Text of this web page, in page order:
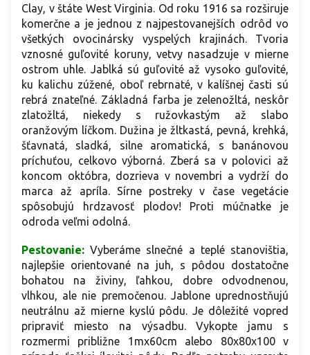
Clay, v štáte West Virginia. Od roku 1916 sa rozširuje
komerčne a je jednou z najpestovanejších odrôd vo
všetkých ovocinársky vyspelých krajinách. Tvoria
vznosné guľovité koruny, vetvy nasadzuje v mierne
ostrom uhle. Jablká sú guľovité až vysoko guľovité,
ku kalichu zúžené, oboľ rebrnaté, v kalíšnej časti sú
rebrá znateľné. Základná farba je zelenožltá, neskôr
zlatožltá, niekedy s ružovkastým až slabo
oranžovým líčkom. Dužina je žltkastá, pevná, krehká,
šťavnatá, sladká, silne aromatická, s banánovou
príchuťou, celkovo výborná. Zberá sa v polovici až
koncom októbra, dozrieva v novembri a vydrží do
marca až apríla. Sírne postreky v čase vegetácie
spôsobujú hrdzavosť plodov! Proti múčnatke je
odroda veľmi odolná.
Pestovanie: Vyberáme slnečné a teplé stanovištia,
najlepšie orientované na juh, s pôdou dostatočne
bohatou na živiny, ľahkou, dobre odvodnenou,
vlhkou, ale nie premočenou. Jablone uprednostňujú
neutrálnu až mierne kyslú pôdu. Je dôležité vopred
pripraviť miesto na výsadbu. Vykopte jamu s
rozmermi približne 1mx60cm alebo 80x80x100 v